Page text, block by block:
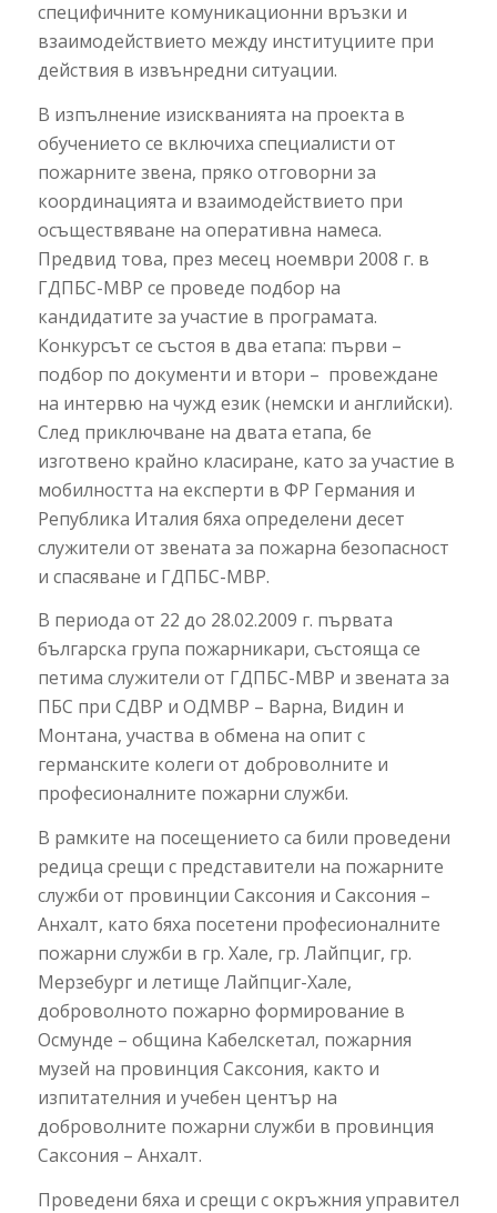
специфичните комуникационни връзки и
взаимодействието между институциите при
действия в извънредни ситуации.
В изпълнение изискванията на проекта в
обучението се включиха специалисти от
пожарните звена, пряко отговорни за
координацията и взаимодействието при
осъществяване на оперативна намеса.
Предвид това, през месец ноември 2008 г. в
ГДПБС-МВР се проведе подбор на
кандидатите за участие в програмата.
Конкурсът се състоя в два етапа: първи –
подбор по документи и втори – провеждане
на интервю на чужд език (немски и английски).
След приключване на двата етапа, бе
изготвено крайно класиране, като за участие в
мобилността на експерти в ФР Германия и
Република Италия бяха определени десет
служители от звената за пожарна безопасност
и спасяване и ГДПБС-МВР.
В периода от 22 до 28.02.2009 г. първата
българска група пожарникари, състояща се
петима служители от ГДПБС-МВР и звената за
ПБС при СДВР и ОДМВР – Варна, Видин и
Монтана, участва в обмена на опит с
германските колеги от доброволните и
професионалните пожарни служби.
В рамките на посещението са били проведени
редица срещи с представители на пожарните
служби от провинции Саксония и Саксония –
Анхалт, като бяха посетени професионалните
пожарни служби в гр. Хале, гр. Лайпциг, гр.
Мерзебург и летище Лайпциг-Хале,
доброволното пожарно формирование в
Осмунде – община Кабелскетал, пожарния
музей на провинция Саксония, както и
изпитателния и учебен център на
доброволните пожарни служби в провинция
Саксония – Анхалт.
Проведени бяха и срещи с окръжния управител